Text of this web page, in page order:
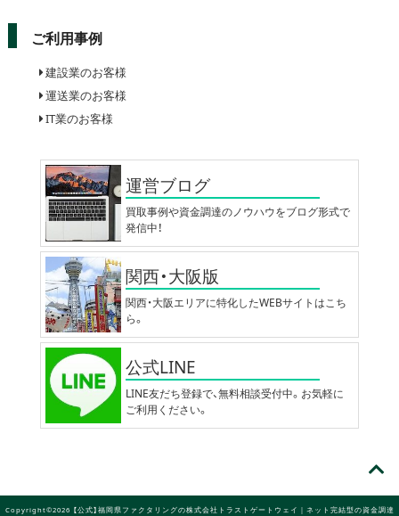
ご利用事例
建設業のお客様
運送業のお客様
IT業のお客様
運営ブログ
買取事例や資金調達のノウハウをブログ形式で
発信中！
関西・大阪版
関西・大阪エリアに特化したWEBサイトはこち
ら。
公式LINE
LINE友だち登録で、無料相談受付中。お気軽に
ご利用ください。
Copyright©2026 【公式】福岡県ファクタリングの株式会社トラストゲートウェイ｜ネット完結型の資金調達